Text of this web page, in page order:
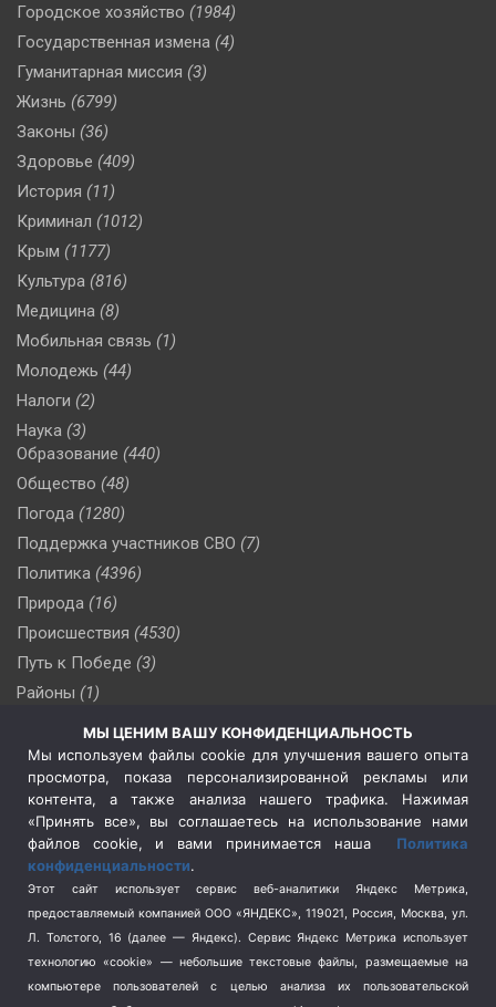
Городское хозяйство (1984)
Государственная измена (4)
Гуманитарная миссия (3)
Жизнь (6799)
Законы (36)
Здоровье (409)
История (11)
Криминал (1012)
Крым (1177)
Культура (816)
Медицина (8)
Мобильная связь (1)
Молодежь (44)
Налоги (2)
Наука (3)
Образование (440)
Общество (48)
Погода (1280)
Поддержка участников СВО (7)
Политика (4396)
Природа (16)
Происшествия (4530)
Путь к Победе (3)
Районы (1)
(509)
Сельское хозяйство (3)
Социальная политика
(3)
Спецоперация в Украине
Спецоперация на Украине
(404)
Спорт (740)
Терроризм (1)
Транспорт (262)
Туризм (178)
МЫ ЦЕНИМ ВАШУ КОНФИДЕНЦИАЛЬНОСТЬ
Мы используем файлы cookie для улучшения вашего опыта
просмотра, показа персонализированной рекламы или
контента, а также анализа нашего трафика. Нажимая
«Принять все», вы соглашаетесь на использование нами
файлов cookie, и вами принимается наша Политика
конфиденциальности.
Этот сайт использует сервис веб-аналитики Яндекс Метрика,
предоставляемый компанией ООО «ЯНДЕКС», 119021, Россия, Москва, ул.
Л. Толстого, 16 (далее — Яндекс). Сервис Яндекс Метрика использует
технологию «cookie» — небольшие текстовые файлы, размещаемые на
компьютере пользователей с целью анализа их пользовательской